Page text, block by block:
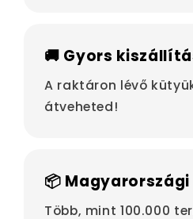
🚚 Gyors
A raktáron lévő
átveheted!
📦
Több, mint 100.000